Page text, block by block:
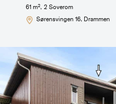
61 m2, 2 Soverom
Sørensvingen 16, Drammen